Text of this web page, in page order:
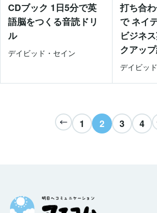
CDブック 1日5分で英
語脳をつくる音読ドリ
ル
デイビッド・セイン
打ち合
で ネイ
ビジネ
クアッ
デイビッ
1 2 3 4